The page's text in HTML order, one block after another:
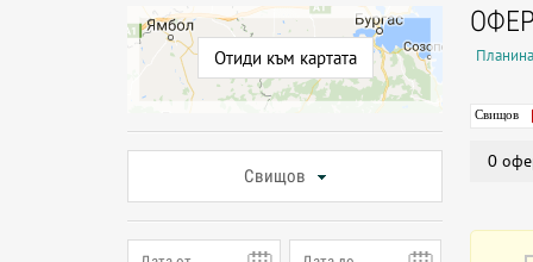
Отиди към картата
Свищов
Свищов
0